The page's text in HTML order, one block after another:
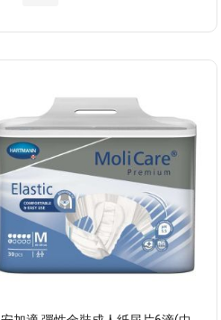
至
望
清
單